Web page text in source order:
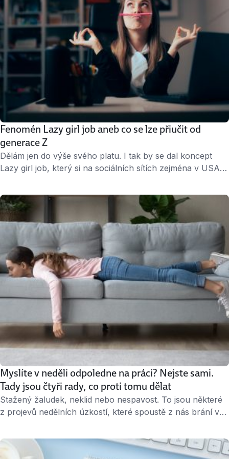
Fenomén Lazy girl job aneb co se lze přiučit od
generace Z
Dělám jen do výše svého platu. I tak by se dal koncept
Lazy girl job, který si na sociálních sítích zejména v USA
Zatímco stoupencům se líbí myšlenka práce, která
nevyžaduje bůbvíkajé úsilí, je flexibilní a je slušně, i když
ne závratně placená, odpůrci mluví o lenosti mladé …
Myslíte v neděli odpoledne na práci? Nejste sami.
Tady jsou čtyři rady, co proti tomu dělat
Stažený žaludek, neklid nebo nespavost. To jsou některé
z projevů nedělních úzkostí, které spoustě z nás brání v
průzkumu profesní sítě LinkedIn jimi trpí dokonce až 75 %
zaměstnanců. Jak se jich jednou provždy zbavit? Co je to